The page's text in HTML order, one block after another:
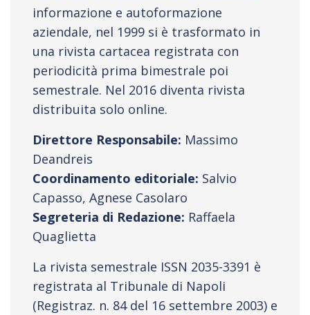
informazione e autoformazione
aziendale, nel 1999 si è trasformato in
una rivista cartacea registrata con
periodicità prima bimestrale poi
semestrale. Nel 2016 diventa rivista
distribuita solo online.
Direttore Responsabile: Massimo
Deandreis
Coordinamento editoriale: Salvio
Capasso, Agnese Casolaro
Segreteria di Redazione: Raffaela
Quaglietta
La rivista semestrale ISSN 2035-3391 è
registrata al Tribunale di Napoli
(Registraz. n. 84 del 16 settembre 2003) e